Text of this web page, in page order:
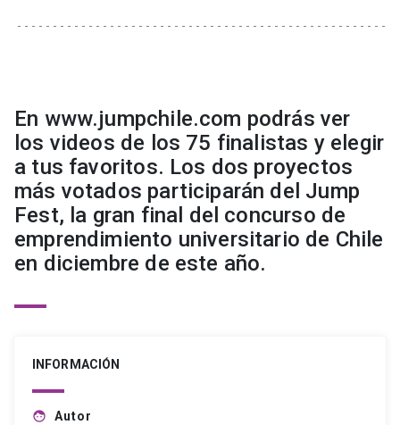
En www.jumpchile.com podrás ver
los videos de los 75 finalistas y elegir
a tus favoritos. Los dos proyectos
más votados participarán del Jump
Fest, la gran final del concurso de
emprendimiento universitario de Chile
en diciembre de este año.
INFORMACIÓN
face Autor